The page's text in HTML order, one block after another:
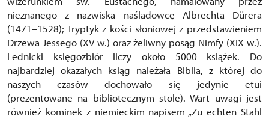
nieznanego z nazwiska naśladowcę Albrechta Dürera
(1471–1528); Tryptyk z kości słoniowej z przedstawieniem
Drzewa Jessego (XV w.) oraz żeliwny posąg Nimfy (XIX w.).
Lednicki księgozbiór liczy około 5000 książek. Do
najbardziej okazałych ksiąg należała Biblia, z której do
naszych czasów dochowało się jedynie etui
(prezentowane na bibliotecznym stole). Wart uwagi jest
również kominek z niemieckim napisem „Zu echten Stahl